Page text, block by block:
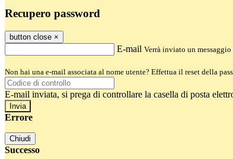
Recupero password
button close ×
E-mail Verrà inviato un
Non hai una e-mail associata al nome utente? Effettua il reset della
E-mail inviata, si prega di controllare la casella di posta
Errore
Chiudi
Successo